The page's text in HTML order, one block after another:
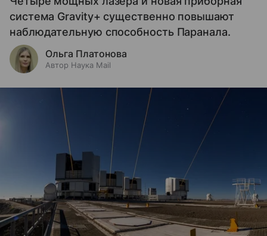
система Gravity+ существенно повышают
наблюдательную способность Паранала.
Ольга Платонова
Автор Наука Mail